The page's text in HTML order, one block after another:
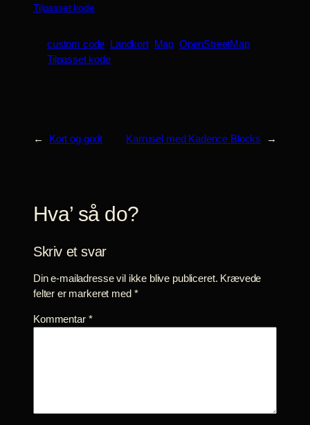
Tilpasset kode
custom code Landkort Map OpenStreetMap
Tilpasset kode
← Kort og godt Karrusel med Kadence Blocks →
Hva’ så do?
Skriv et svar
Din e-mailadresse vil ikke blive publiceret. Krævede
felter er markeret med *
Kommentar *